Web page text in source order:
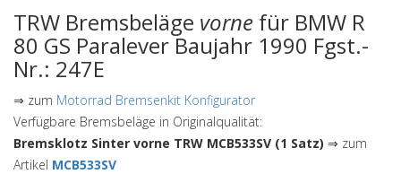
TRW Bremsbeläge vorne für BMW R
80 GS Paralever Baujahr 1990 Fgst.-
Nr.: 247E
⇒ zum Motorrad Bremsenkit Konfigurator
Verfügbare Bremsbeläge in Originalqualität:
Bremsklotz Sinter vorne TRW MCB533SV (1 Satz) ⇒ zum
Artikel MCB533SV